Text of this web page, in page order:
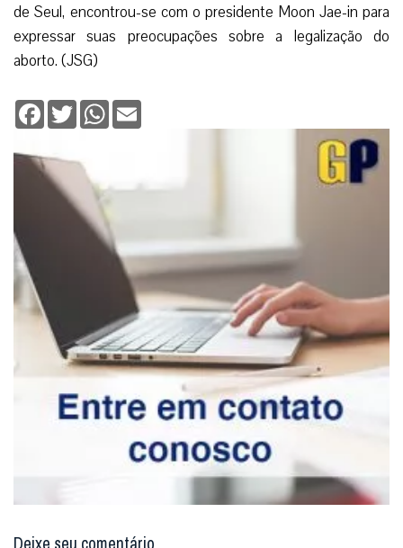
de Seul, encontrou-se com o presidente Moon Jae-in para
expressar suas preocupações sobre a legalização do
aborto. (JSG)
Facebook
TwitterWhatsApp